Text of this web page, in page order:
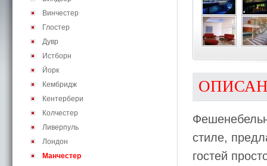
Винчестер
Глостер
Дувр
Истборн
Йорк
Кембридж
Кентербери
Колчестер
Ливерпуль
Лондон
Манчестер
стиле,
гостей